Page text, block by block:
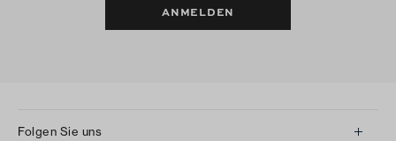
ANMELDEN
Folgen Sie uns